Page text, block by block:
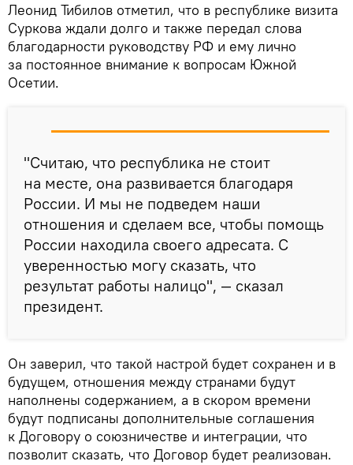
Леонид Тибилов отметил, что в республике визита
Суркова ждали долго и также передал слова
благодарности руководству РФ и ему лично
за постоянное внимание к вопросам Южной
Осетии.
"Считаю, что республика не стоит
на месте, она развивается благодаря
России. И мы не подведем наши
отношения и сделаем все, чтобы помощь
России находила своего адресата. С
уверенностью могу сказать, что
результат работы налицо", — сказал
президент.
Он заверил, что такой настрой будет сохранен и в
будущем, отношения между странами будут
наполнены содержанием, а в скором времени
будут подписаны дополнительные соглашения
к Договору о союзничестве и интеграции, что
позволит сказать, что Договор будет реализован.